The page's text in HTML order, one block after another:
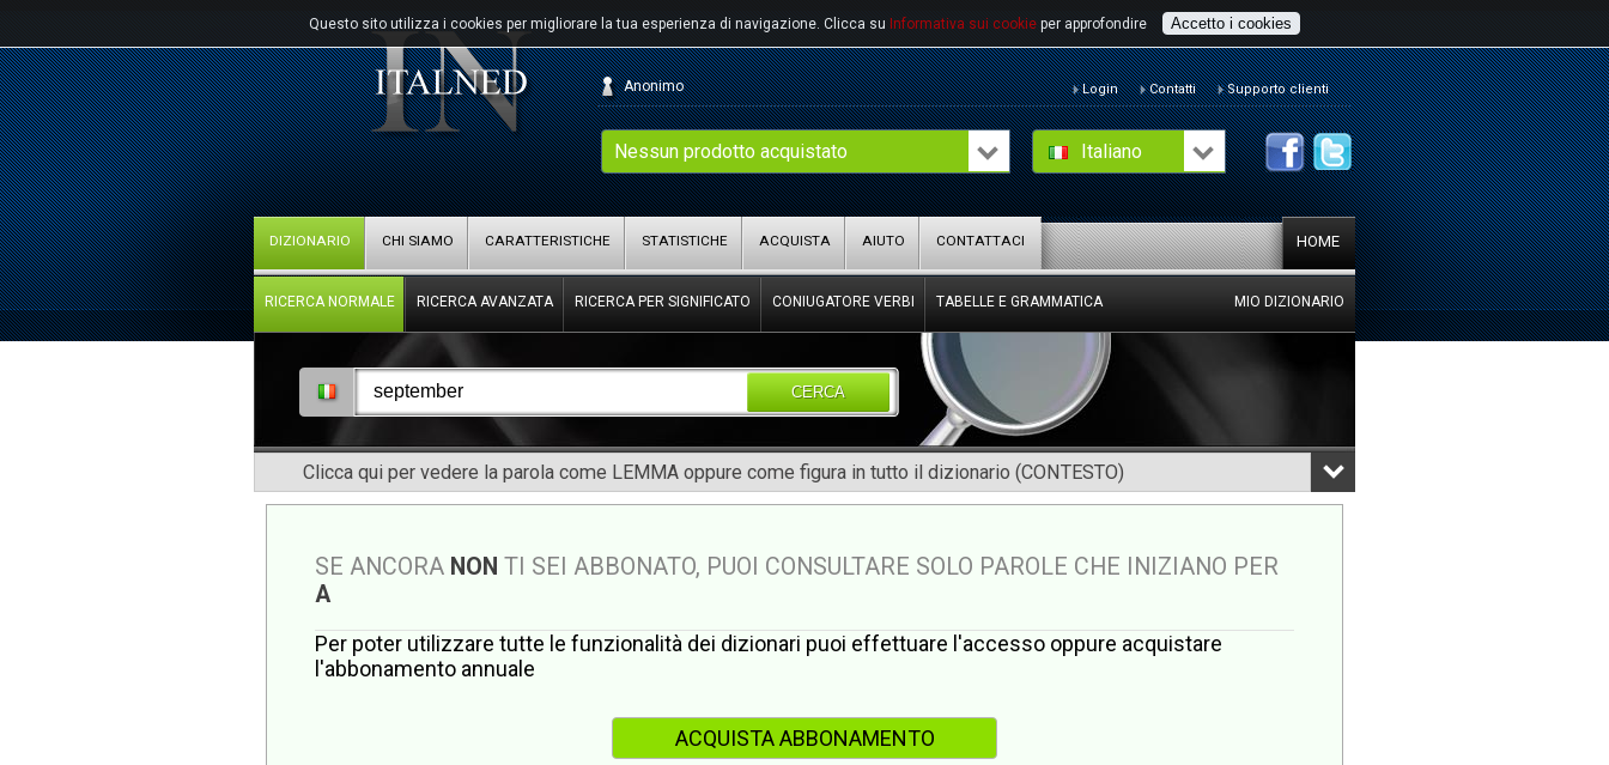
Questo sito utilizza i cookies per migliorare la tua esperienza di navigazione. Clicca su Informativa sui cookie per approfondire Accetto i cookies
Italiano
Nessun prodotto acquistato
Anonimo Login Contatti Supporto clienti
HOME
DIZIONARIO CHI SIAMO CARATTERISTICHE STATISTICHE ACQUISTA AIUTO CONTATTACI
RICERCA NORMALE RICERCA AVANZATA RICERCA PER SIGNIFICATO CONIUGATORE VERBI TABELLE E GRAMMATICA MIO DIZIONARIO
CERCA
Clicca qui per vedere la parola come LEMMA oppure come figura in tutto il dizionario (CONTESTO)
SE ANCORA NON TI SEI ABBONATO, PUOI CONSULTARE SOLO PAROLE CHE INIZIANO PER
A
Per poter utilizzare tutte le funzionalità dei dizionari puoi effettuare l'accesso oppure acquistare
l'abbonamento annuale
ACQUISTA ABBONAMENTO